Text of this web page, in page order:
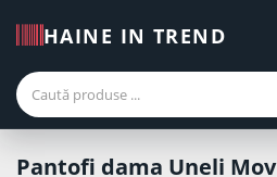
HAINE IN TREND
Pantofi dama Uneli Mov